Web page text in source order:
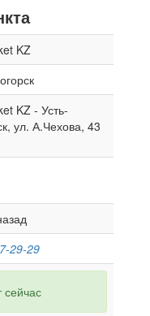
KZ
KZ - Усть-
ул. А.Чехова, 43
29-29
сейчас